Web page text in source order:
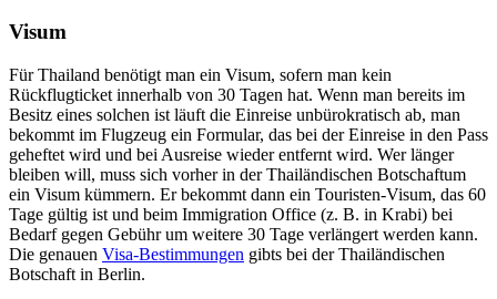
Visum
Für Thailand benötigt man ein Visum, sofern man kein
Rückflugticket innerhalb von 30 Tagen hat. Wenn man bereits im
Besitz eines solchen ist läuft die Einreise unbürokratisch ab, man
bekommt im Flugzeug ein Formular, das bei der Einreise in den Pass
geheftet wird und bei Ausreise wieder entfernt wird. Wer länger
bleiben will, muss sich vorher in der Thailändischen Botschaftum
ein Visum kümmern. Er bekommt dann ein Touristen-Visum, das 60
Tage gültig ist und beim Immigration Office (z. B. in Krabi) bei
Bedarf gegen Gebühr um weitere 30 Tage verlängert werden kann.
Die genauen Visa-Bestimmungen gibts bei der Thailändischen
Botschaft in Berlin.